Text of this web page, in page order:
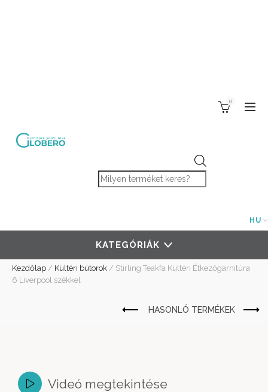
Products search
0
HU
KATEGÓRIÁK
Kezdőlap / Kültéri bútorok / Stirling Teakfa Kültéri Étkezőgarnitúra
6 Liverpool székkel
Videó megtekintése